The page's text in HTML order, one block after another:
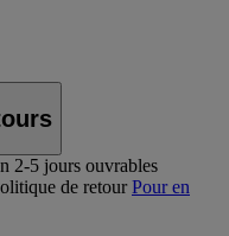
2-5 jours ouvrables
de retour Pour en